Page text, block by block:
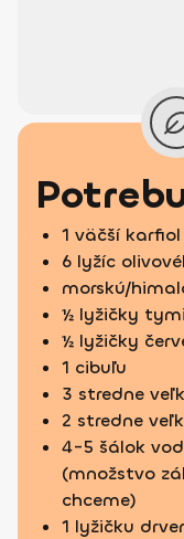
1 väčší
6 lyžíc
morskú/
½ lyžičky
½ lyžičky
1 cibuľu
3 stredne
2 stredne
4-5 šálok
(množstvo
chceme)
1 lyžičku